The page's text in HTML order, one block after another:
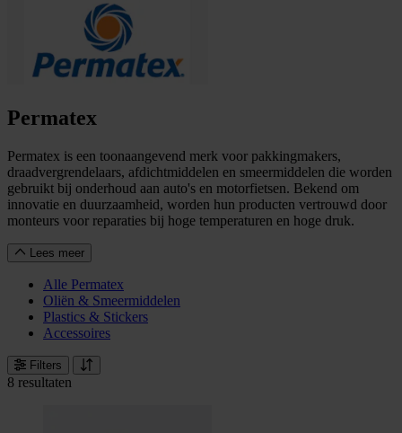
Permatex
Permatex is een toonaangevend merk voor pakkingmakers,
draadvergrendelaars, afdichtmiddelen en smeermiddelen die worden
gebruikt bij onderhoud aan auto's en motorfietsen. Bekend om
innovatie en duurzaamheid, worden hun producten vertrouwd door
monteurs voor reparaties bij hoge temperaturen en hoge druk.
Lees meer
Alle Permatex
Oliën & Smeermiddelen
Plastics & Stickers
Accessoires
Filters
8 resultaten